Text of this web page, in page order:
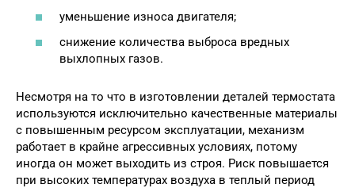
уменьшение износа двигателя;
снижение количества выброса вредных
выхлопных газов.
Несмотря на то что в изготовлении деталей термостата
используются исключительно качественные материалы
с повышенным ресурсом эксплуатации, механизм
работает в крайне агрессивных условиях, потому
иногда он может выходить из строя. Риск повышается
при высоких температурах воздуха в теплый период